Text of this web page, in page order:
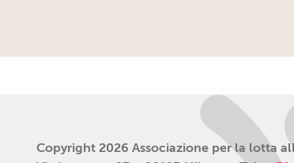
Copyright 2026 Associazione per la lotta